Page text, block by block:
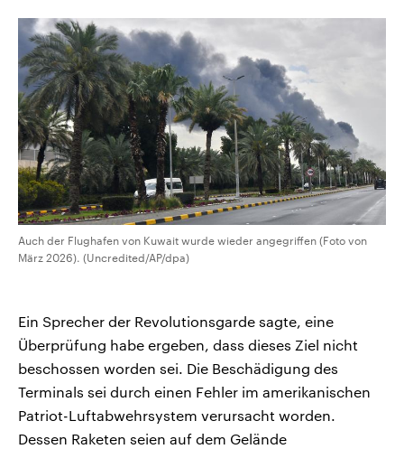
Sendungen Programm Podcasts
Audio-Archiv
Auch der Flughafen von Kuwait wurde wieder angegriffen (Foto von
März 2026). (Uncredited/AP/dpa)
Ein Sprecher der Revolutionsgarde sagte, eine
Überprüfung habe ergeben, dass dieses Ziel nicht
beschossen worden sei. Die Beschädigung des
Terminals sei durch einen Fehler im amerikanischen
Patriot-Luftabwehrsystem verursacht worden.
Dessen Raketen seien auf dem Gelände